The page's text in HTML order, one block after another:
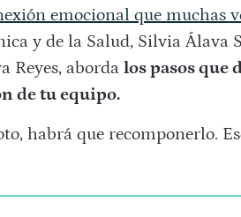
emocional que muchas
y de la Salud, Silvia Álava
Reyes, aborda los pasos que
de tu equipo.
habrá que recomponerlo.